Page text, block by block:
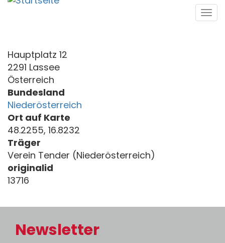
Direkt
Hauptplatz 12
2291 Lassee
Österreich
Bundesland
Niederösterreich
Ort auf Karte
48.2255, 16.8232
Träger
Verein Tender (Niederösterreich)
originalid
13716
Newsletter